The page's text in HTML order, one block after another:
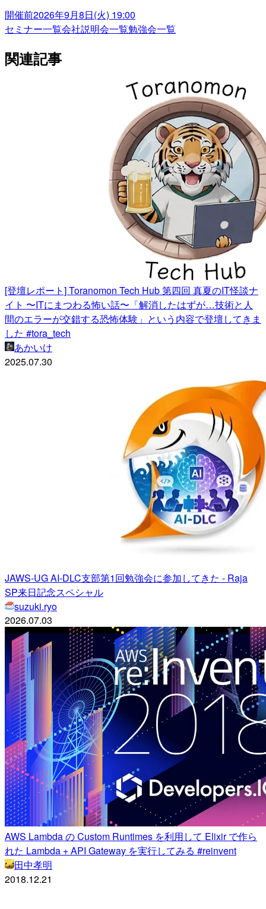
開催前2026年9月8日(火) 19:00
セミナー一覧会社説明会一覧勉強会一覧
関連記事
[登壇レポート] Toranomon Tech Hub 第四回 真夏のIT怪談ナ
イト 〜ITにまつわる怖い話〜「解消したはずが…技術と人
間のエラーが交錯する恐怖体験」という内容で登壇してきま
した #tora_tech
あかいけ
2025.07.30
JAWS-UG AI-DLC支部第1回勉強会に参加してきた - Raja
SP来日記念スペシャル
suzuki.ryo
2026.07.03
AWS Lambda の Custom Runtimes を利用して Elixir で作ら
れた Lambda + API Gateway を実行してみる #reinvent
田中孝明
2018.12.21